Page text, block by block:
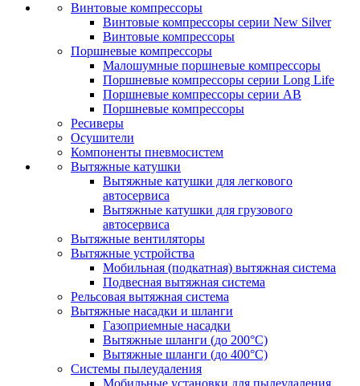
Винтовые компрессоры
Винтовые компрессоры серии New Silver
Винтовые компрессоры
Поршневые компрессоры
Малошумные поршневые компрессоры
Поршневые компрессоры серии Long Life
Поршневые компрессоры серии AB
Поршневые компрессоры
Ресиверы
Осушители
Компоненты пневмосистем
Вытяжные катушки
Вытяжные катушки для легкового
автосервиса
Вытяжные катушки для грузового
автосервиса
Вытяжные вентиляторы
Вытяжные устройства
Мобильная (подкатная) вытяжная система
Подвесная вытяжная система
Рельсовая вытяжная система
Вытяжные насадки и шланги
Газоприемные насадки
Вытяжные шланги (до 200°C)
Вытяжные шланги (до 400°C)
Системы пылеудаления
Мобильные установки для пылеудаления